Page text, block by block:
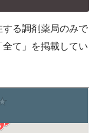
る調剤薬局のみで
て」を掲載してい